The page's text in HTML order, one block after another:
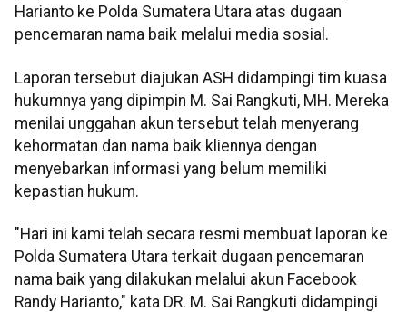
Harianto ke Polda Sumatera Utara atas dugaan
pencemaran nama baik melalui media sosial.
Laporan tersebut diajukan ASH didampingi tim kuasa
hukumnya yang dipimpin M. Sai Rangkuti, MH. Mereka
menilai unggahan akun tersebut telah menyerang
kehormatan dan nama baik kliennya dengan
menyebarkan informasi yang belum memiliki
kepastian hukum.
"Hari ini kami telah secara resmi membuat laporan ke
Polda Sumatera Utara terkait dugaan pencemaran
nama baik yang dilakukan melalui akun Facebook
Randy Harianto," kata DR. M. Sai Rangkuti didampingi